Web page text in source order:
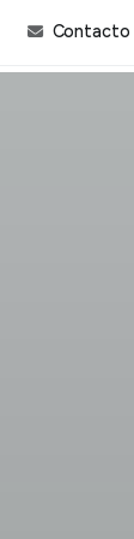
Contacto